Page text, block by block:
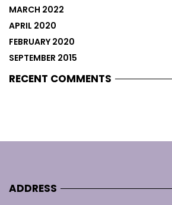
MARCH 2022
APRIL 2020
FEBRUARY 2020
SEPTEMBER 2015
RECENT COMMENTS
ADDRESS